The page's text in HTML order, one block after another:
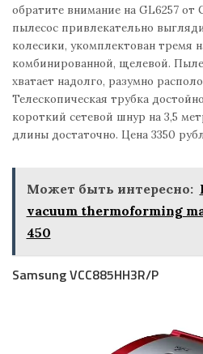
обратите внимание на GL6257 от
пылесос привлекательно
колесики, укомплектован тремя
комбинированной, щелевой.
хватает надолго, разумно
Телескопическая трубка
короткий сетевой шнур на 3,5
длины достаточно. Цена 3350
Может быть интересно:
vacuum thermoforming
450
Samsung VCC885HH3R/P